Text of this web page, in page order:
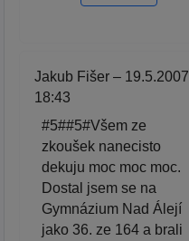
Jakub Fišer – 19.5.2007
18:43
#5##5#Všem ze
zkoušek nanecisto
dekuju moc moc moc.
Dostal jsem se na
Gymnázium Nad Álejí
jako 36. ze 164 a brali